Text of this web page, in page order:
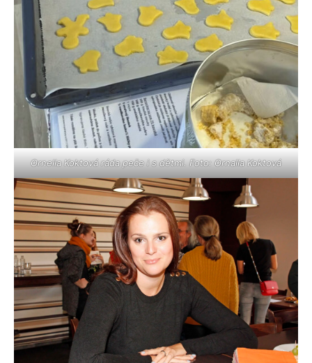
Ornella Koktová ráda peče i s dětmi. Foto: Ornalla Koktová